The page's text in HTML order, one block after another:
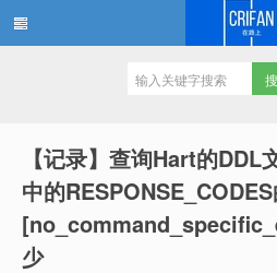
【记录】查询Hart的
中的
少